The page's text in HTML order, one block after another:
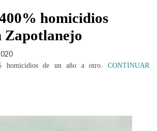
homicidios
Zapotlanejo
homicidios de un año a otro. CONTINUAR